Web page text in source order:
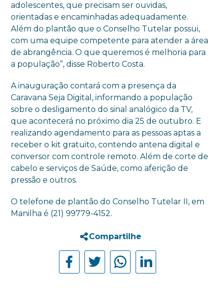
adolescentes, que precisam ser ouvidas,
orientadas e encaminhadas adequadamente.
Além do plantão que o Conselho Tutelar possui,
com uma equipe competente para atender a área
de abrangência. O que queremos é melhoria para
a população”, disse Roberto Costa.
A inauguração contará com a presença da
Caravana Seja Digital, informando a população
sobre o desligamento do sinal analógico da TV,
que acontecerá no próximo dia 25 de outubro. E
realizando agendamento para as pessoas aptas a
receber o kit gratuito, contendo antena digital e
conversor com controle remoto. Além de corte de
cabelo e serviços de Saúde, como aferição de
pressão e outros.
O telefone de plantão do Conselho Tutelar II, em
Manilha é (21) 99779-4152.
Compartilhe